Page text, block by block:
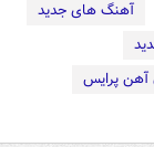
آهنگ های جدید
پرایس